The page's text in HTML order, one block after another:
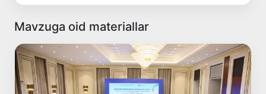
Mavzuga oid materiallar